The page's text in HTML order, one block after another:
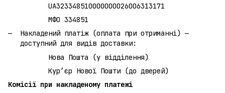
UA323348510000000026006313171
МФО 334851
Накладений платіж (оплата при отриманні) —
доступний для видів доставки:
Нова Пошта (у відділення)
Кур’єр Нової Пошти (до дверей)
Комісії при накладеному платежі